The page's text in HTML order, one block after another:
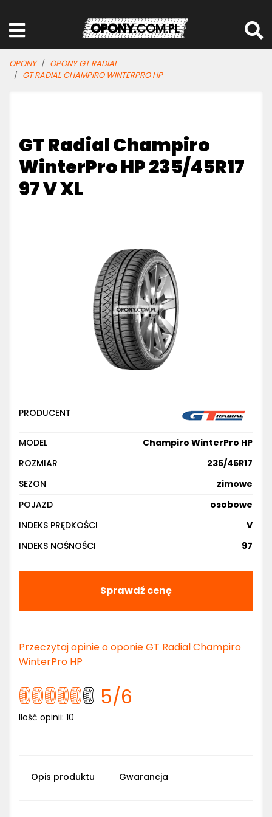
OPONY
OPONY GT RADIAL
GT RADIAL CHAMPIRO WINTERPRO HP
GT Radial Champiro
WinterPro HP 235/45R17
97 V XL
PRODUCENT
MODEL
Champiro WinterPro HP
ROZMIAR
235/45R17
SEZON
zimowe
POJAZD
osobowe
INDEKS PRĘDKOŚCI
V
INDEKS NOŚNOŚCI
97
Sprawdź cenę
Przeczytaj opinie o oponie GT Radial Champiro
WinterPro HP
5/6
Ilość opinii: 10
Opis produktu Gwarancja